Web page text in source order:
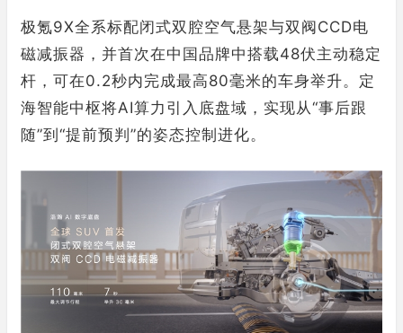
极氪9X全系标配闭式双腔空气悬架与双阀CCD电
磁减振器，并首次在中国品牌中搭载48伏主动稳定
杆，可在0.2秒内完成最高80毫米的车身举升。定
海智能中枢将AI算力引入底盘域，实现从“事后跟
随”到“提前预判”的姿态控制进化。